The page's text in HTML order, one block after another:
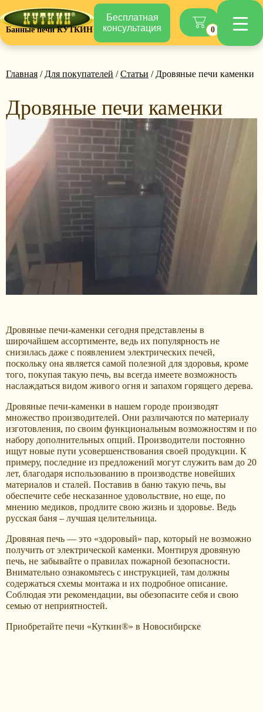
Банные печи КУТКИН
Бесплатная
консультация
0
Главная / Для покупателей /Статьи / Дровяные печи каменки
Дровяные печи каменки
Дровяные печи-каменки сегодня представлены в
широчайшем ассортименте, ведь их популярность не
снизилась даже с появлением электрических печей,
поскольку она является самой полезной для здоровья, кроме
того, покупая такую печь, вы всегда имеете возможность
наслаждаться видом живого огня и запахом горящего дерева.
Дровяные печи-каменки в нашем городе производят
множество производителей. Они различаются по материалу
изготовления, по своим функциональным возможностям и по
набору дополнительных опций. Производители постоянно
ищут новые пути усовершенствования своей продукции. К
примеру, последние из предложений могут служить вам до 20
лет, благодаря использованию в производстве новейших
материалов и сталей. Поставив в баню такую печь, вы
обеспечите себе несказанное удовольствие, но еще, по
мнению медиков, продлите свою жизнь и здоровье. Ведь
русская баня – лучшая целительница.
Дровяная печь — это «здоровый» пар, который не возможно
получить от электрической каменки. Монтируя дровяную
печь, не забывайте о правилах пожарной безопасности.
Внимательно ознакомьтесь с инструкцией, там должны
содержаться схемы монтажа и их подробное описание.
Соблюдая эти рекомендации, вы обезопасите себя и свою
семью от неприятностей.
Приобретайте печи «Куткин®» в Новосибирске